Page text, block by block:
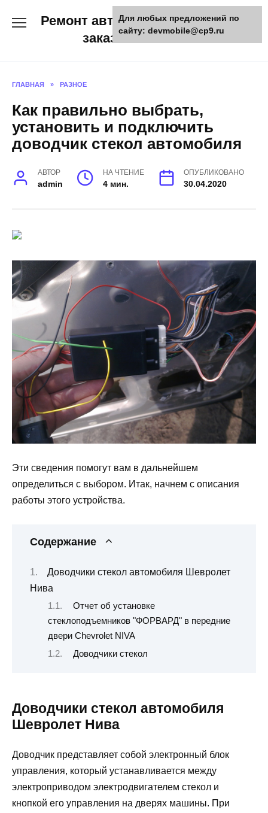
Ремонт авто и мото техники,
заказ запчастей
ГЛАВНАЯ » РАЗНОЕ
Как правильно выбрать,
установить и подключить
доводчик стекол автомобиля
АВТОР
admin
НА ЧТЕНИЕ
4 мин.
ОПУБЛИКОВАНО
30.04.2020
Эти сведения помогут вам в дальнейшем
определиться с выбором. Итак, начнем с описания
работы этого устройства.
Содержание
Доводчики стекол автомобиля Шевролет
Нива
Отчет об установке
стеклоподъемников "ФОРВАРД" в передние
двери Chevrolet NIVA
Доводчики стекол
Доводчики стекол автомобиля
Шевролет Нива
Доводчик представляет собой электронный блок
управления, который устанавливается между
электроприводом электродвигателем стекол и
кнопкой его управления на дверях машины. При
Для любых предложений по
сайту: devmobile@cp9.ru